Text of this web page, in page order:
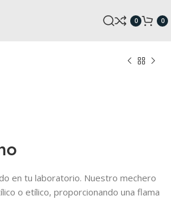
0 0
en tu laboratorio. Nuestro mechero
o etílico, proporcionando una flama